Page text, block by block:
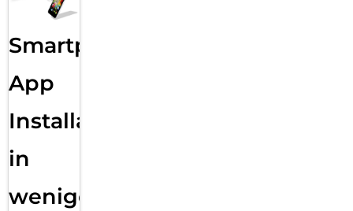
Smartphone
App
Installation
in
wenigen